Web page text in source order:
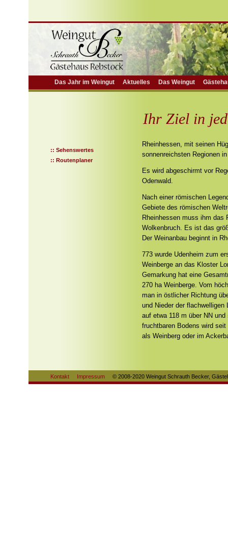
Das Jahr im Weingut Aktuelles Das Weingut
:: Sehenswertes
:: Routenplaner
Ihr Ziel in
Rheinhessen, mit seinen
sonnenreichsten Regionen
Es wird abgeschirmt vor
Odenwald.
Nach einer römischen
Gebiete des römischen
Rheinhessen muss ihm das
Wolkenbruch. Es ist das
Der Weinanbau beginnt in
773 wurde Udenheim zum
Weinberge an das Kloster
Gemarkung hat eine
270 ha Weinberge. Vom
man in östlicher Richtung
und Nieder der
auf etwa 118 m über NN
fruchtbaren Bodens wird
als Weinberg oder im
Kontakt Impressum © 2008-2020 Weingut Schrauth Becker,